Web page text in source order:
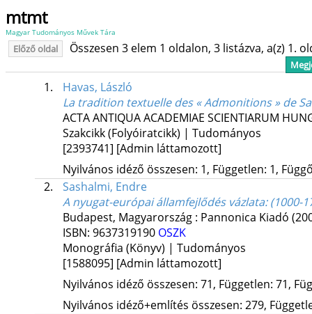
mtmt
Magyar Tudományos Művek Tára
Előző oldal Összesen 3 elem 1 oldalon, 3 listázva, a(z) 1.
1.
Havas, László
La tradition textuelle des « Admonitions » de
ACTA ANTIQUA ACADEMIAE SCIENTIARUM
Szakcikk (Folyóiratcikk) | Tudományos
[2393741] [Admin láttamozott]
Nyilvános idéző összesen: 1, Független: 1,
2.
Sashalmi, Endre
A nyugat-európai államfejlődés vázlata: (1000-
Budapest, Magyarország : Pannonica Kiadó
ISBN: 9637319190 OSZK
Monográfia (Könyv) | Tudományos
[1588095] [Admin láttamozott]
Nyilvános idéző összesen: 71, Független: 71,
Nyilvános idéző+említés összesen: 279,